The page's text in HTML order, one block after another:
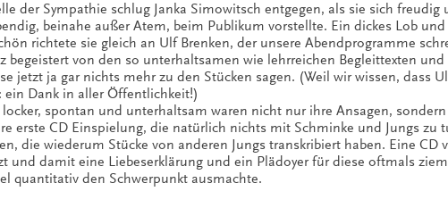
der Sympathie schlug Janka Simowitsch entgegen, als sie sich freudig
beinahe außer Atem, beim Publikum vorstellte. Ein dickes Lob und
richtete sie gleich an Ulf Brenken, der unsere Abendprogramme
begeistert von den so unterhaltsamen wie lehrreichen Begleittexten
jetzt ja gar nichts mehr zu den Stücken sagen. (Weil wir wissen, dass
ein Dank in aller Öffentlichkeit!)
spontan und unterhaltsam waren nicht nur ihre Ansagen,
erste CD Einspielung, die natürlich nichts mit Schminke und Jungs zu
die wiederum Stücke von anderen Jungs transkribiert haben. Eine CD
und damit eine Liebeserklärung und ein Plädoyer für diese oftmals
quantitativ den Schwerpunkt ausmachte.